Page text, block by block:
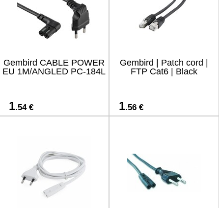
Gembird CABLE POWER
EU 1M/ANGLED PC-184L
1.54 €
Gembird | Patch cord |
FTP Cat6 | Black
1.56 €